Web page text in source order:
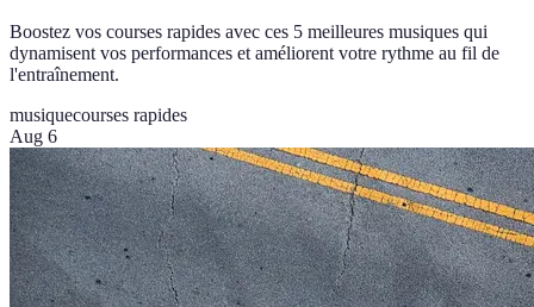
Boostez vos courses rapides avec ces 5 meilleures musiques qui
dynamisent vos performances et améliorent votre rythme au fil de
l'entraînement.
musiquecourses rapides
Aug 6